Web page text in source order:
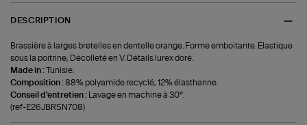
DESCRIPTION
Brassière à larges bretelles en dentelle orange. Forme emboitante. Elastique
sous la poitrine, Décolleté en V. Détails lurex doré.
Made in :
Tunisie.
Composition :88% polyamide recyclé, 12% élasthanne.
Conseil d'entretien :
Lavage en machine à 30°.
(ref-E26JBRSN708)